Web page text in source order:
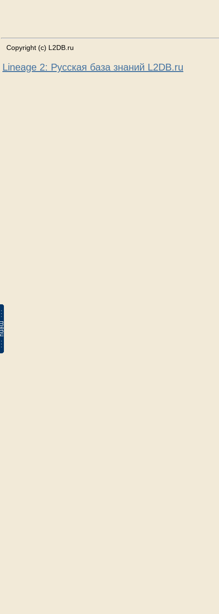
Copyright (c) L2DB.ru
Lineage 2: Русская база знаний L2DB.ru